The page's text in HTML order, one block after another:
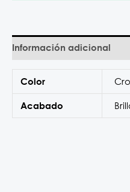
Información adicional
Color
Acabado